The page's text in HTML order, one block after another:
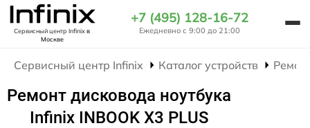
Сервисный центр Infinixв
Москве
+7 (495) 128-16-72
Ежедневно с 9:00 до 21:00
Сервисный центр Infinix Каталог устройств
Ремонт дисковода ноутбука
Infinix INBOOK X3 PLUS